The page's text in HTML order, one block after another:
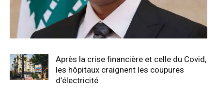
Après la crise financière et celle du Covid,
les hôpitaux craignent les coupures
d’électricité